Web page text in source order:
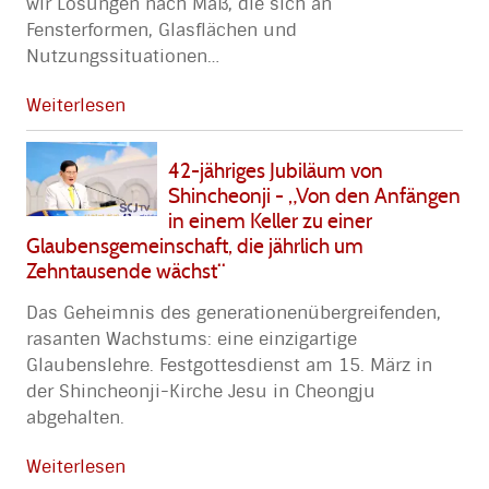
Fensterformen, Glasflächen und
Nutzungssituationen…
Weiterlesen
42-jähriges Jubiläum von
Shincheonji - „Von den Anfängen
in einem Keller zu einer
Glaubensgemeinschaft, die jährlich um
Zehntausende wächst“
Das Geheimnis des generationenübergreifenden,
rasanten Wachstums: eine einzigartige
Glaubenslehre. Festgottesdienst am 15. März in
der Shincheonji-Kirche Jesu in Cheongju
abgehalten.
Weiterlesen